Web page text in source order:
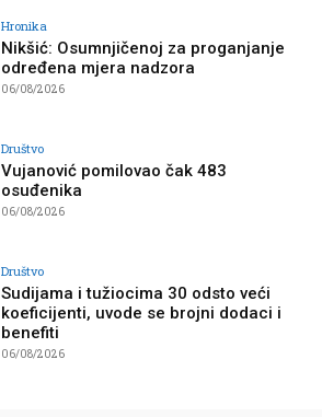
Hronika
Nikšić: Osumnjičenoj za proganjanje
određena mjera nadzora
06/08/2026
Društvo
Vujanović pomilovao čak 483
osuđenika
06/08/2026
Društvo
Sudijama i tužiocima 30 odsto veći
koeficijenti, uvode se brojni dodaci i
benefiti
06/08/2026